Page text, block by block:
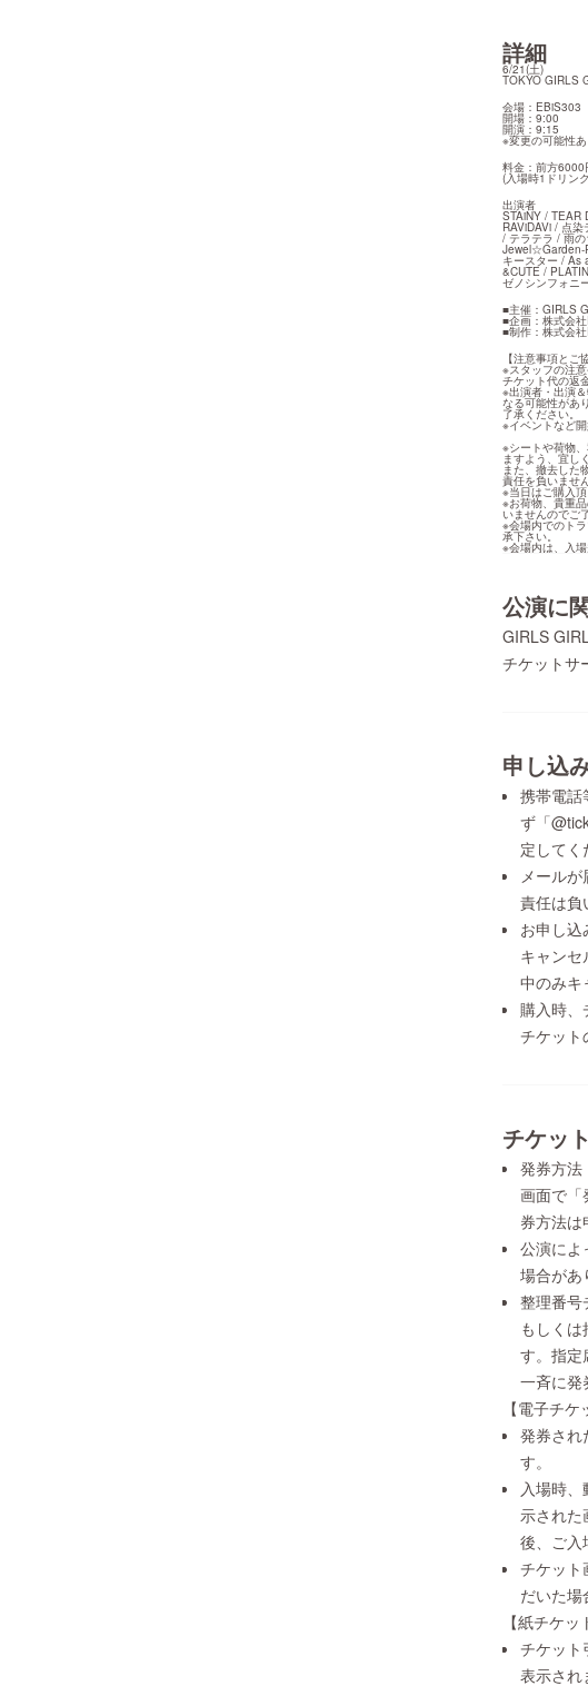
詳細
6/21(土)
TOKYO GIRLS
会場：EBiS303
開場：9:00
開演：9:15
※変更の可能性あ
料金：前方
(入場時1ドリン
出演者
STAiNY / TEAR
RAViDAVi / 点
/ テラテラ / 雨
Jewel☆Garden-
キースター / As
&CUTE /
ゼノシンフォニ
■主催：GIRLS
■企画：株式会
■制作：株式会
【注意事項とご
※スタッフの注
チケット代の返
※出演者・出演
なる可能性があ
了承ください。
※イベントなど
※シートや荷物
ますよう、宜し
また、撤去した
責任を負いません
※当日はご購入
※お荷物、貴重
いませんのでご
※会場内でのト
承下さい。
※会場内は、入
公演に
GIRLS
チケットサ
申し込
携帯電話
ず「
定してく
メール
責任は負
お申し込
キャン
中のみキ
購入時、
チケット
チケッ
発券方法
画面で「
券方法は
公演によ
場合があ
整理番号
もしく
す。指定
一斉に発
【電子チケ
発券され
す。
入場時
示された
後、ご入
チケット
だいた場
【紙チケッ
チケット
表示され